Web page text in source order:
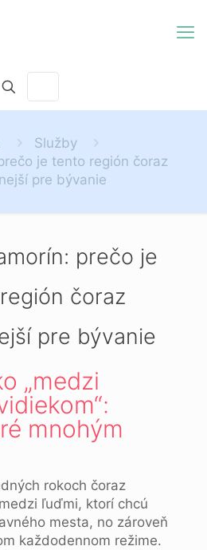
Služby
je tento región čoraz
pre bývanie
prečo je
čoraz
pre bývanie
„medzi
mnohým
rokoch čoraz
ľuďmi, ktorí chcú
mesta, no zároveň
každodennom režime.